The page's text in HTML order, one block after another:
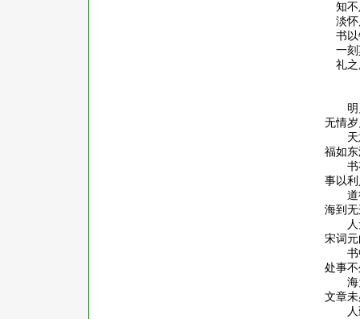
知
淡
书
一
礼
无情
福如
事以
海到
宋词
处事
文章